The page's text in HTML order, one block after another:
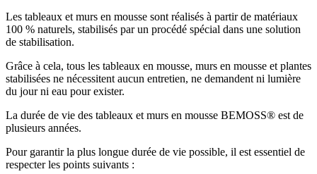
Les tableaux et murs en mousse sont réalisés à partir de matériaux
100 % naturels, stabilisés par un procédé spécial dans une solution
de stabilisation.
Grâce à cela, tous les tableaux en mousse, murs en mousse et plantes
stabilisées ne nécessitent aucun entretien, ne demandent ni lumière
du jour ni eau pour exister.
La durée de vie des tableaux et murs en mousse BEMOSS® est de
plusieurs années.
Pour garantir la plus longue durée de vie possible, il est essentiel de
respecter les points suivants :